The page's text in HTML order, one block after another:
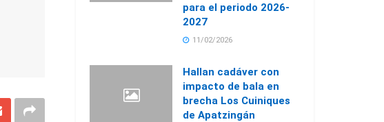
para el periodo 2026-
2027
11/02/2026
Hallan cadáver con
impacto de bala en
brecha Los Cuiniques
de Apatzingán